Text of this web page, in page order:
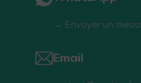
→ Envoyer un
Email